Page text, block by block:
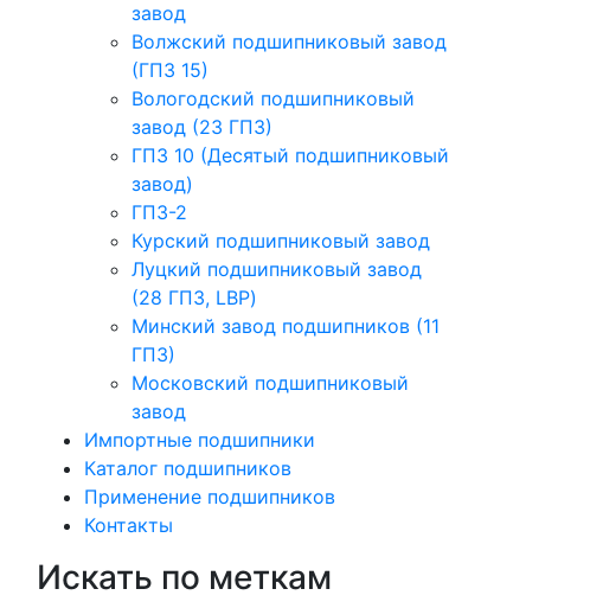
завод
Волжский подшипниковый завод
(ГПЗ 15)
Вологодский подшипниковый
завод (23 ГПЗ)
ГПЗ 10 (Десятый подшипниковый
завод)
ГПЗ-2
Курский подшипниковый завод
Луцкий подшипниковый завод
(28 ГПЗ, LBP)
Минский завод подшипников (11
ГПЗ)
Московский подшипниковый
завод
Импортные подшипники
Каталог подшипников
Применение подшипников
Контакты
Искать по меткам